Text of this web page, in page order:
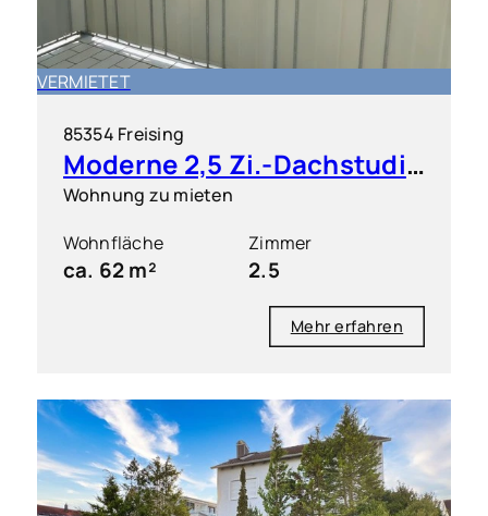
VERMIETET
85354 Freising
Moderne 2,5 Zi.-Dachstudio-Wohnung mit West-Balkon
Wohnung zu mieten
Wohnfläche
ca. 62 m²
Zimmer
2.5
Mehr erfahren